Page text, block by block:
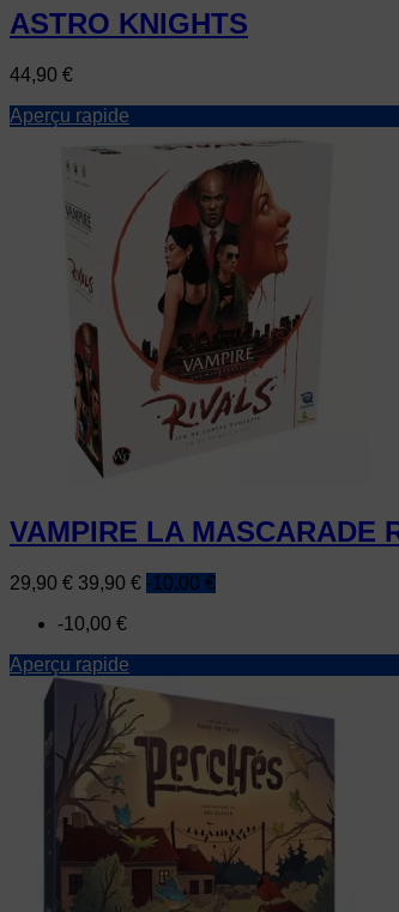
ASTRO KNIGHTS
Prix
44,90 €
Aperçu rapide
VAMPIRE LA MASCARADE
Prix
29,90 € Prix
base
39,90 € -10,00 €
-10,00 €
Aperçu rapide